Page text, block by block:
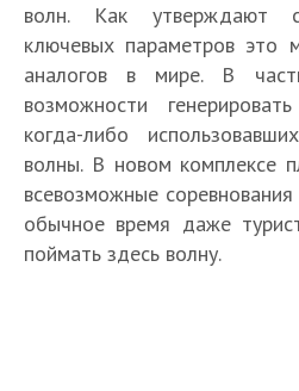
волн. Как утверждают
ключевых параметров это
аналогов в мире. В
возможности
когда-либо
волны. В новом комплексе
всевозможные
обычное время даже
поймать здесь волну.